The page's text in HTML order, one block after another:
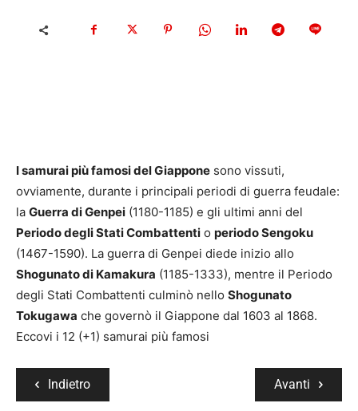
I samurai più famosi del Giappone sono vissuti,
ovviamente, durante i principali periodi di guerra feudale:
la Guerra di Genpei (1180-1185) e gli ultimi anni del
Periodo degli Stati Combattenti o periodo Sengoku
(1467-1590). La guerra di Genpei diede inizio allo
Shogunato di Kamakura (1185-1333), mentre il Periodo
degli Stati Combattenti culminò nello Shogunato
Tokugawa che governò il Giappone dal 1603 al 1868.
Eccovi i 12 (+1) samurai più famosi
Indietro Avanti